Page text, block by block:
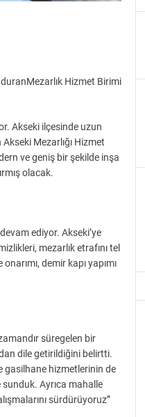
Hizmet Birimi
Akseki ilçesinde uzun
Mezarlığı Hizmet
ve geniş bir şekilde inşa
olacak.
ediyor. Akseki’ye
mezarlık etrafını tel
demir kapı yapımı
süregelen bir
dile getirildiğini belirtti.
gasilhane hizmetlerinin de
sunduk. Ayrıca mahalle
sürdürüyoruz”